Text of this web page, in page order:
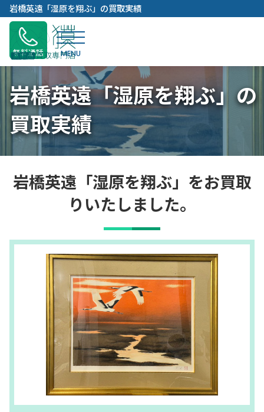
内
容
キ
ッ
プ
岩橋英遠「湿原を翔ぶ」の買取実績
無料通話
岩橋英遠「湿原を翔ぶ」の
買取実績
岩橋英遠「湿原を翔ぶ」をお買取
りいたしました。